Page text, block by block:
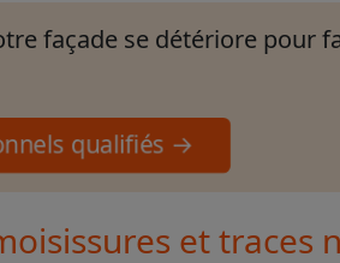
façade se détériore pour
qualifiés →
et traces